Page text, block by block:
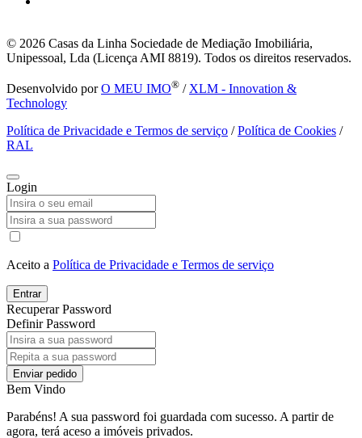
© 2026 Casas da Linha Sociedade de Mediação Imobiliária,
Unipessoal, Lda (Licença AMI 8819). Todos os direitos reservados.
Desenvolvido porO MEU IMO® / XLM - Innovation &
Technology
Política de Privacidade e Termos de serviço /Política de Cookies /
RAL
Login
Aceito a Política de Privacidade e Termos de serviço
Entrar
Recuperar Password
Definir Password
Enviar pedido
Bem Vindo
Parabéns! A sua password foi guardada com sucesso. A partir de
agora, terá aceso a imóveis privados.